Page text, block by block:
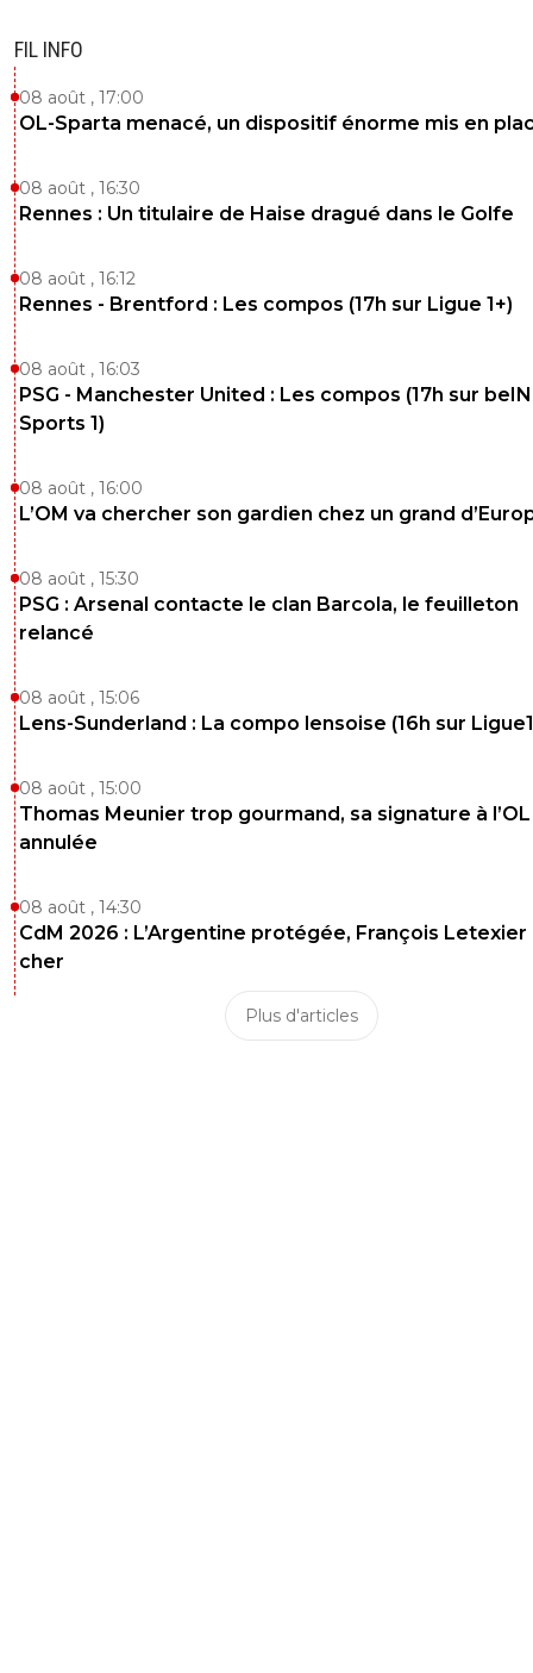
FIL INFO
08 août , 17:00
OL-Sparta menacé, un dispositif énorme mis en
08 août , 16:30
Rennes : Un titulaire de Haise dragué dans le Golfe
08 août , 16:12
Rennes - Brentford : Les compos (17h sur Ligue 1+)
08 août , 16:03
PSG - Manchester United : Les compos (17h sur beIN
Sports 1)
08 août , 16:00
L’OM va chercher son gardien chez un grand
08 août , 15:30
PSG : Arsenal contacte le clan Barcola, le feuilleton
relancé
08 août , 15:06
Lens-Sunderland : La compo lensoise (16h sur
08 août , 15:00
Thomas Meunier trop gourmand, sa signature à l’OL
annulée
08 août , 14:30
CdM 2026 : L’Argentine protégée, François Letexier
cher
Plus d'articles